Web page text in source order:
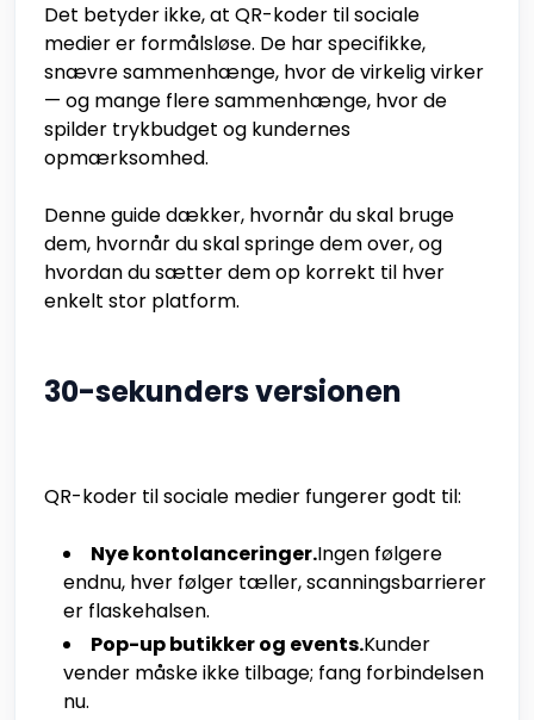
Det betyder ikke, at QR-koder til sociale
medier er formålsløse. De har specifikke,
snævre sammenhænge, hvor de virkelig virker
— og mange flere sammenhænge, hvor de
spilder trykbudget og kundernes
opmærksomhed.
Denne guide dækker, hvornår du skal bruge
dem, hvornår du skal springe dem over, og
hvordan du sætter dem op korrekt til hver
enkelt stor platform.
30-sekunders versionen
QR-koder til sociale medier fungerer godt til:
Nye kontolanceringer.Ingen følgere
endnu, hver følger tæller, scanningsbarrierer
er flaskehalsen.
Pop-up butikker og events.Kunder
vender måske ikke tilbage; fang forbindelsen
nu.